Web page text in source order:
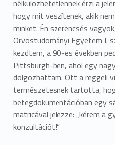
nélkülözhetetlennek érzi a
hogy mit veszítenek, akik
minket. Én szerencsés
Orvostudományi Egyetem I.
kezdtem, a 90-es években
Pittsburgh-ben, ahol egy
dolgozhattam. Ott a reggeli
természetesnek tartotta,
betegdokumentációban egy
matricával jelezze: „kérem a
konzultációt!”